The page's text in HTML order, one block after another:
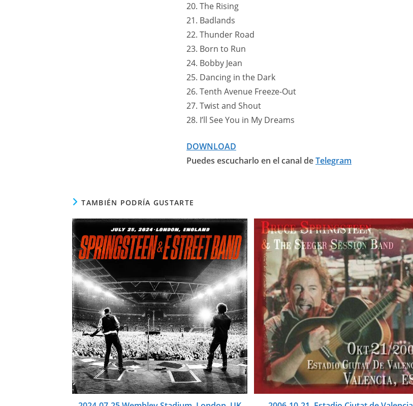
20. The Rising
21. Badlands
22. Thunder Road
23. Born to Run
24. Bobby Jean
25. Dancing in the Dark
26. Tenth Avenue Freeze-Out
27. Twist and Shout
28. I’ll See You in My Dreams
DOWNLOAD
Puedes escucharlo en el canal deTelegram
TAMBIÉN PODRÍA GUSTARTE